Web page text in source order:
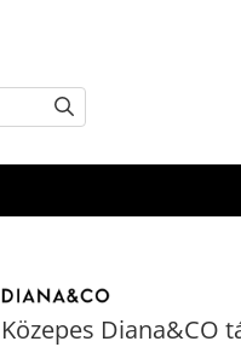
Közepes Diana&CO